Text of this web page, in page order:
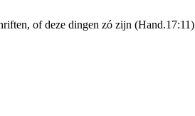
of deze dingen zó zijn (Hand.17:11)